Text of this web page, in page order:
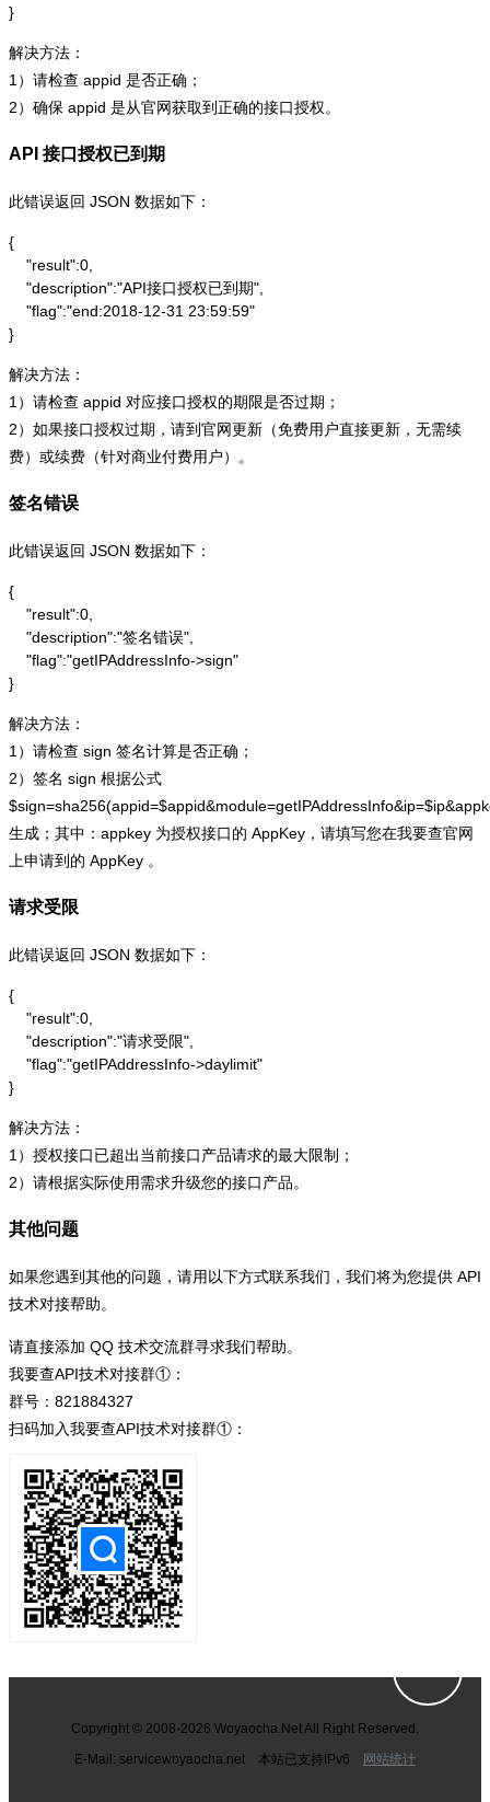
}
解决方法：
1）请检查 appid 是否正确；
2）确保 appid 是从官网获取到正确的接口授权。
API 接口授权已到期
此错误返回 JSON 数据如下：
{
    "result":0,
    "description":"API接口授权已到期",
    "flag":"end:2018-12-31 23:59:59"
}
解决方法：
1）请检查 appid 对应接口授权的期限是否过期；
2）如果接口授权过期，请到官网更新（免费用户直接更新，无需续
费）或续费（针对商业付费用户）。
签名错误
此错误返回 JSON 数据如下：
{
    "result":0,
    "description":"签名错误",
    "flag":"getIPAddressInfo->sign"
}
解决方法：
1）请检查 sign 签名计算是否正确；
2）签名 sign 根据公式
生成；其中：appkey 为授权接口的 AppKey，请填写您在我要查官网
上申请到的 AppKey 。
请求受限
此错误返回 JSON 数据如下：
{
    "result":0,
    "description":"请求受限",
    "flag":"getIPAddressInfo->daylimit"
}
解决方法：
1）授权接口已超出当前接口产品请求的最大限制；
2）请根据实际使用需求升级您的接口产品。
其他问题
如果您遇到其他的问题，请用以下方式联系我们，我们将为您提供 API
技术对接帮助。
请直接添加 QQ 技术交流群寻求我们帮助。
我要查API技术对接群①：
群号：821884327
扫码加入我要查API技术对接群①：
Copyright © 2008-2026 Woyaocha.Net All Right Reserved.
E-Mail: servicewoyaocha.net 本站已支持IPv6 网站统计